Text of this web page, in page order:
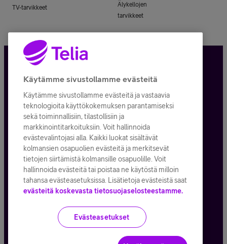
TV-tarvikkeet
Älykellojen
tarvikkeet
Tietosuoja ja -turva
Tilauksen peruuttaminen
Käyttöehdot
Evästeiden käyttö
Toimitusehdot ja palvelukuvaukset
Kaikki hinnat ALV25,5%
© Telia Company2026
Käytämme sivustollamme evästeitä
Käytämme sivustollamme evästeitä ja vastaavia
teknologioita käyttökokemuksen parantamiseksi
sekä toiminnallisiin, tilastollisiin ja
markkinointitarkoituksiin. Voit hallinnoida
evästevalintojasi alla. Kaikki luokat sisältävät
kolmansien osapuolien evästeitä ja merkitsevät
tietojen siirtämistä kolmansille osapuolille. Voit
hallinnoida evästeitä tai poistaa ne käytöstä milloin
tahansa evästeasetuksissa. Lisätietoja evästeistä saat
evästeitä koskevasta tietosuojaselosteestamme.
Evästeasetukset